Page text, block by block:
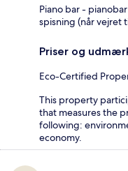
Piano bar -
spisning (når vejret
Priser og
Eco-Certified
This property
that measures the
following:
economy.